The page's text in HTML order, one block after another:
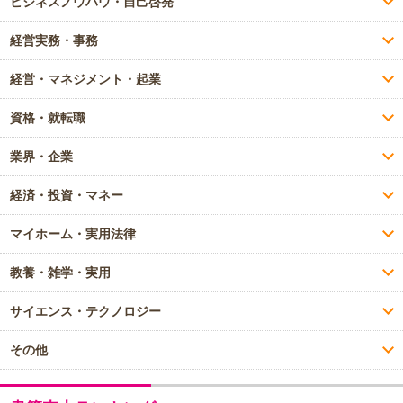
経営実務・事務
経営・マネジメント・起業
資格・就転職
業界・企業
経済・投資・マネー
マイホーム・実用法律
教養・雑学・実用
サイエンス・テクノロジー
その他